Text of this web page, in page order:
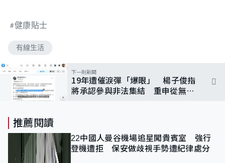
健康貼士
有線生活
下一則新聞
19年遭催淚彈「爆眼」 楊子俊指
將承認參與非法集結 重申從無隱
推薦閱讀
22中國人曼谷機場追星闖貴賓室 強行
登機遭拒 保安做歧視手勢遭紀律處分